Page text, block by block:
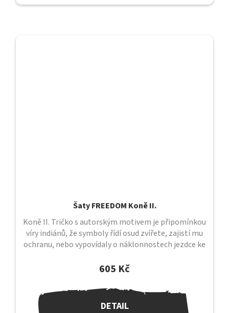
Šaty FREEDOM Koně II.
605 Kč
DETAIL
Koně II. Tričko s autorským motivem je připomínkou
víry indiánů, že symboly řídí osud zvířete, zajistí mu
ochranu, nebo vypovídaly o náklonnostech jezdce ke